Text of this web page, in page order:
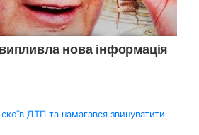
скоїв ДТП та намагався звинуватити